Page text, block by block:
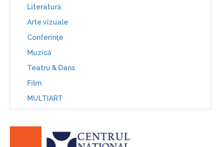
Literatură
Arte vizuale
Conferinţe
Muzică
Teatru & Dans
Film
MULTIART